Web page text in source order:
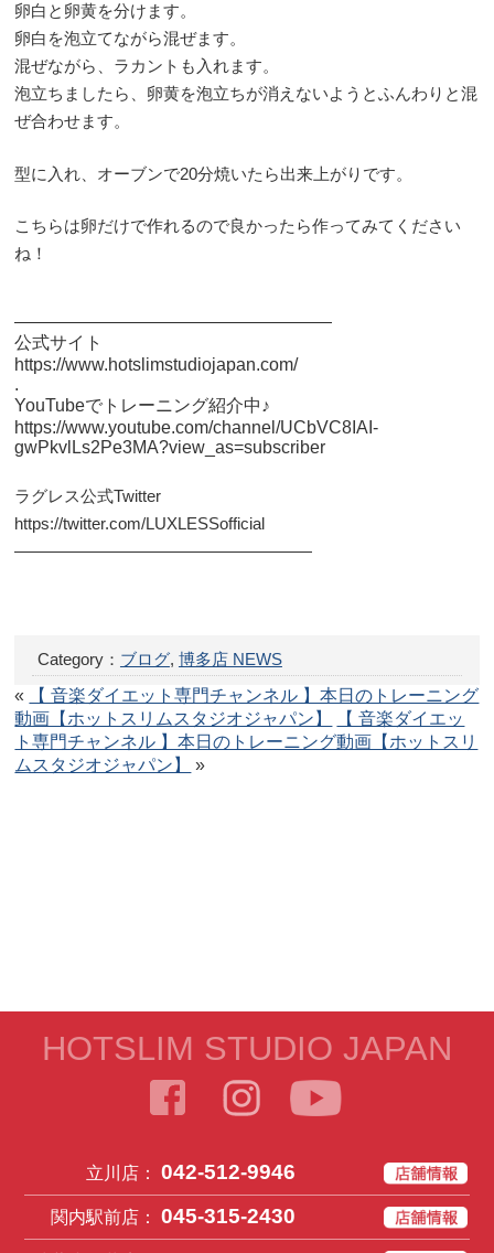
卵白と卵黄を分けます。
卵白を泡立てながら混ぜます。
混ぜながら、ラカントも入れます。
泡立ちましたら、卵黄を泡立ちが消えないようとふんわりと混
ぜ合わせます。
型に入れ、オーブンで20分焼いたら出来上がりです。
こちらは卵だけで作れるので良かったら作ってみてください
ね！
——————————————————
公式サイト
https://www.hotslimstudiojapan.com/
.
YouTubeでトレーニング紹介中♪
https://www.youtube.com/channel/UCbVC8IAI-
gwPkvlLs2Pe3MA?view_as=subscriber
ラグレス公式Twitter
https://twitter.com/LUXLESSofficial
——————————————————
Category： ブログ, 博多店 NEWS
«
【 音楽ダイエット専門チャンネル 】本日のトレーニング
動画【ホットスリムスタジオジャパン】
【 音楽ダイエッ
ト専門チャンネル 】本日のトレーニング動画【ホットスリ
ムスタジオジャパン】
»
HOTSLIM STUDIO JAPAN
立川店： 042-512-9946
関内駅前店： 045-315-2430